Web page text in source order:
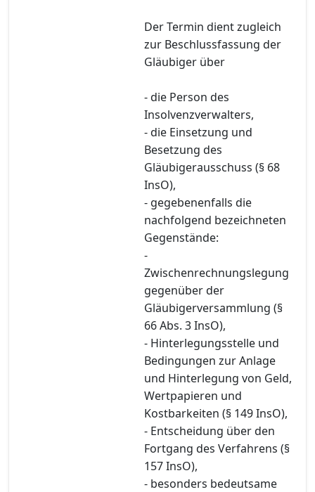
Der Termin dient zugleich
zur Beschlussfassung der
Gläubiger über
- die Person des
Insolvenzverwalters,
- die Einsetzung und
Besetzung des
Gläubigerausschuss (§ 68
InsO),
- gegebenenfalls die
nachfolgend bezeichneten
Gegenstände:
-
Zwischenrechnungslegung
gegenüber der
Gläubigerversammlung (§
66 Abs. 3 InsO),
- Hinterlegungsstelle und
Bedingungen zur Anlage
und Hinterlegung von Geld,
Wertpapieren und
Kostbarkeiten (§ 149 InsO),
- Entscheidung über den
Fortgang des Verfahrens (§
157 InsO),
- besonders bedeutsame